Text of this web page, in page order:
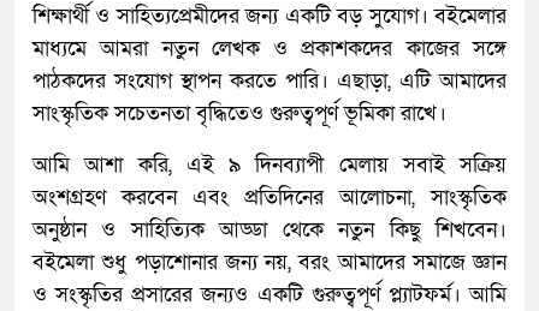
শিক্ষার্থী ও সাহিত্যপ্রেমীদের জন্য একটি বড় সুযোগ। বইমেলার
মাধ্যমে আমরা নতুন লেখক ও প্রকাশকদের কাজের সঙ্গে
পাঠকদের সংযোগ স্থাপন করতে পারি। এছাড়া, এটি আমাদের
সাংস্কৃতিক সচেতনতা বৃদ্ধিতেও গুরুত্বপূর্ণ ভূমিকা রাখে।
আমি আশা করি, এই ৯ দিনব্যাপী মেলায় সবাই সক্রিয়
অংশগ্রহণ করবেন এবং প্রতিদিনের আলোচনা, সাংস্কৃতিক
অনুষ্ঠান ও সাহিত্যিক আড্ডা থেকে নতুন কিছু শিখবেন।
বইমেলা শুধু পড়াশোনার জন্য নয়, বরং আমাদের সমাজে জ্ঞান
ও সংস্কৃতির প্রসারের জন্যও একটি গুরুত্বপূর্ণ প্ল্যাটফর্ম। আমি